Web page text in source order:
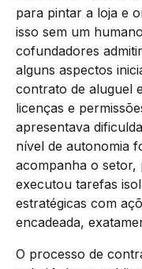
para pintar a loja e
isso sem um
cofundadores
alguns aspectos
contrato de aluguel
licenças e
apresentava
nível de autonomia
acompanha o setor,
executou tarefas
estratégicas com
encadeada,
O processo de